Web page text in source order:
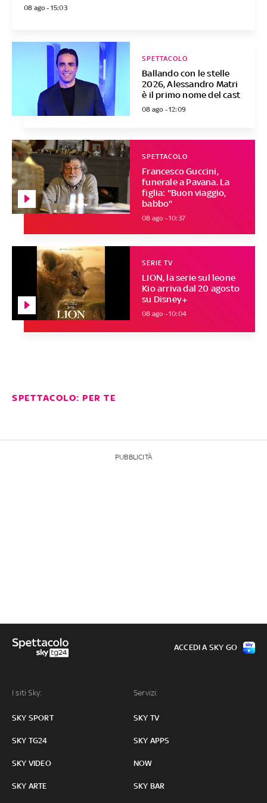
08 ago - 15:03
Ballando con le stelle
2026, Alessandro Matri
è il primo nome del cast
SPETTACOLO
08 ago - 12:09
Francesco Guccini,
funerale a Pavana. La
figlia: "Buon viaggio,
babbo"
SPETTACOLO
08 ago - 10:37
LION, la serie sul leone
Kio arriva dal 20 agosto
su Disney+
SERIE TV
08 ago - 10:04
SPETTACOLO: PER TE
PUBBLICITÀ
I siti Sky:
SKY SPORT
SKY TG24
SKY VIDEO
SKY ARTE
Servizi:
SKY TV
SKY APPS
NOW
SKY BAR
ACCEDI A SKY GO